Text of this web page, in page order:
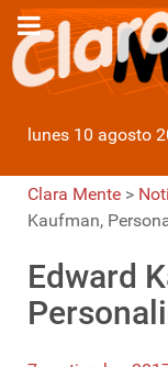
lunes 10 agosto
Clara Mente >
Kaufman,
Edward